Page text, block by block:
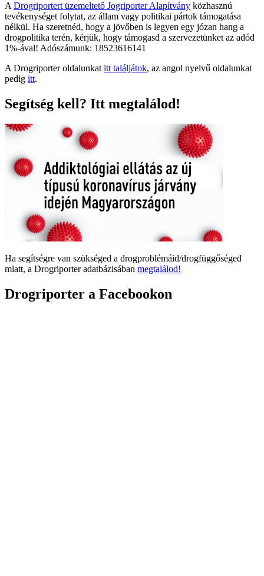
A Drogriportert üzemeltető Jogriporter Alapítvány közhasznú
tevékenységet folytat, az állam vagy politikai pártok támogatása
nélkül. Ha szeretnéd, hogy a jövőben is legyen egy józan hang a
drogpolitika terén, kérjük, hogy támogasd a szervezetünket az adód
1%-ával! Adószámunk: 18523616141
A Drogriporter oldalunkat itt találjátok, az angol nyelvű oldalunkat
pedig itt.
Segítség kell? Itt megtalálod!
Ha segítségre van szükséged a drogproblémáid/drogfüggőséged
miatt, a Drogriporter adatbázisában megtalálod!
Drogriporter a Facebookon